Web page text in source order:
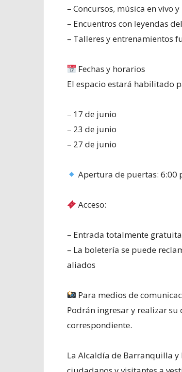
– Concursos, música en vivo y
– Encuentros con leyendas
– Talleres y entrenamientos
Fechas y horarios
El espacio estará habilitado
– 17 de junio
– 23 de junio
– 27 de junio
Apertura de puertas: 6:00
Acceso:
– Entrada totalmente gratuita
– La boletería se puede
aliados
Para medios de
Podrán ingresar y realizar
correspondiente.
La Alcaldía de Barranquilla